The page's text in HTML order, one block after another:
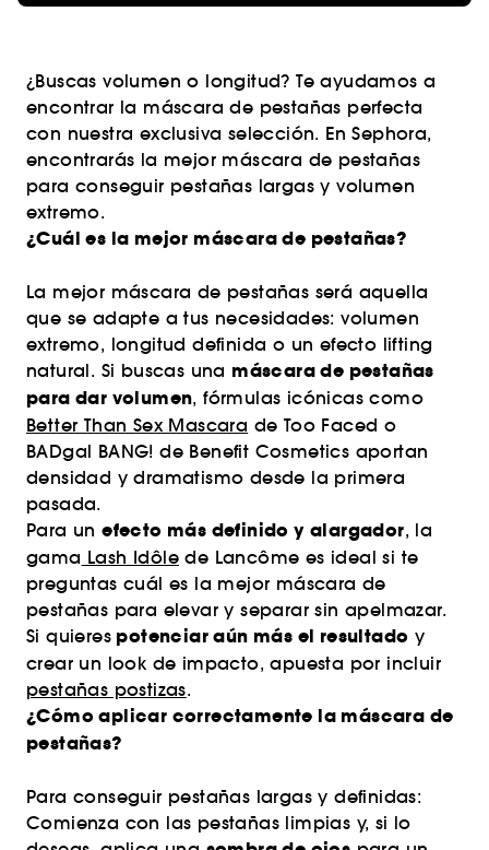
¿Buscas volumen o longitud? Te ayudamos a
encontrar la máscara de pestañas perfecta
con nuestra exclusiva selección. En Sephora,
encontrarás la mejor máscara de pestañas
para conseguir pestañas largas y volumen
extremo.
¿Cuál es la mejor máscara de pestañas?
La mejor máscara de pestañas será aquella
que se adapte a tus necesidades: volumen
extremo, longitud definida o un efecto lifting
natural. Si buscas una máscara de pestañas
para dar volumen, fórmulas icónicas como
Better Than Sex Mascara de Too Faced o
BADgal BANG! de Benefit Cosmetics aportan
densidad y dramatismo desde la primera
pasada.
Para unefecto más definido y alargador, la
gama Lash Idôle de Lancôme es ideal si te
preguntas cuál es la mejor máscara de
pestañas para elevar y separar sin apelmazar.
Si quieres potenciar aún más el resultado y
crear un look de impacto, apuesta por incluir
pestañas postizas.
¿Cómo aplicar correctamente la máscara de
pestañas?
Para conseguir pestañas largas y definidas:
Comienza con las pestañas limpias y, si lo